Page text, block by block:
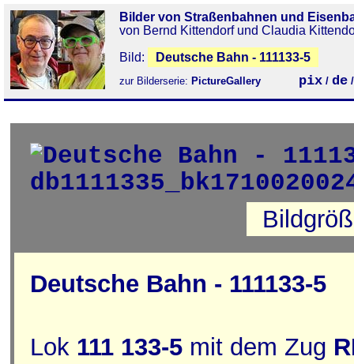
Bilder von Straßenbahnen und
von Bernd Kittendorf und Claudia
Bild:
Deutsche Bahn - 111133-5
zur Bilderserie: PictureGallery pix / de
Deutsche Bahn - 111133-5
Lok 111 133-5 mit dem Zug